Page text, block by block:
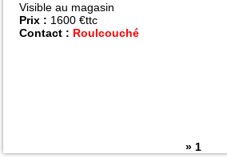
Visible au magasin
Prix : 1600 €ttc
Contact : Roulcouché
1